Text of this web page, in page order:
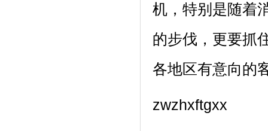
机，特别是随着
的步伐，更要抓
各地区有意向的
zwzhxftgxx